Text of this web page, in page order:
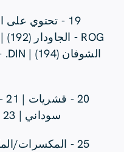
سوداني | 23 - صويا | 24 - حليب / لاكتوز |